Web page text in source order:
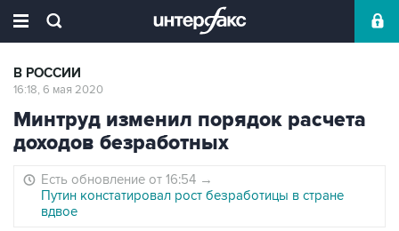
В РОССИИ
16:18, 6 мая 2020
Минтруд изменил порядок расчета
доходов безработных
Есть обновление от 16:54 →
Путин констатировал рост безработицы в стране
вдвое